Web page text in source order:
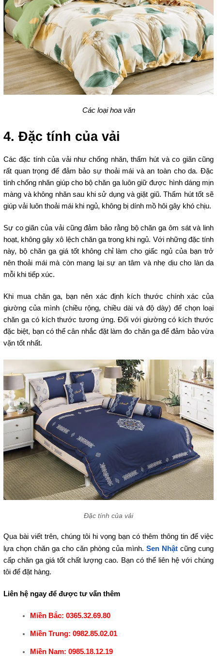
Các loại hoa văn
4. Đặc tính của vải
Các đặc tính của vải như chống nhăn, thấm hút và co giãn cũng
rất quan trọng để đảm bảo sự thoải mái và an toàn cho da. Đặc
tính chống nhăn giúp cho bộ chăn ga luôn giữ được hình dáng mịn
màng và không nhăn sau khi sử dụng và giặt giũ. Thấm hút tốt sẽ
giúp vải luôn thoải mái khi ngủ, không bị dính mồ hôi gây khó chịu.
Sự co giãn của vải cũng đảm bảo rằng bộ chăn ga ôm sát và linh
hoạt, không gây xô lệch chăn ga trong khi ngủ. Với những đặc tính
này, bộ chăn ga giá tốt không chỉ làm cho giấc ngủ của bạn trở
nên thoải mái mà còn mang lại sự an tâm và nhẹ dịu cho làn da
mỗi khi tiếp xúc.
Khi mua chăn ga, bạn nên xác định kích thước chính xác của
giường của mình (chiều rộng, chiều dài và độ dày) để chọn loại
chăn ga có kích thước tương ứng. Đối với giường có kích thước
đặc biệt, bạn có thể cân nhắc đặt làm đo chăn ga để đảm bảo vừa
vặn tốt nhất.
Đặc tính của vải
Qua bài viết trên, chúng tôi hi vọng bạn có thêm thông tin để việc
lựa chọn chăn ga cho căn phòng của mình. Sen Nhật cũng cung
cấp chăn ga giá tốt chất lượng cao. Bạn có thể liên hệ với chúng
tôi để đặt hàng.
Liên hệ ngay để được tư vấn thêm
Miền Bắc: 0365.32.69.80
Miền Trung: 0982.85.02.01
Miền Nam: 0985.18.12.19